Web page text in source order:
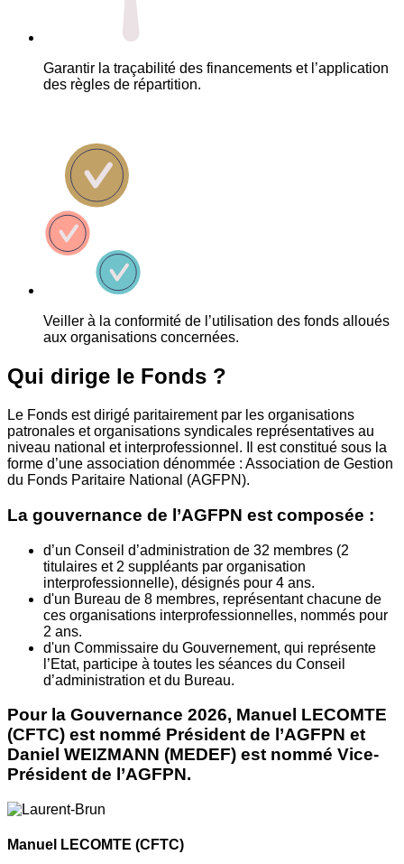
Garantir la traçabilité des financements et l’application
des règles de répartition.
Veiller à la conformité de l’utilisation des fonds alloués
aux organisations concernées.
Qui dirige le Fonds ?
Le Fonds est dirigé paritairement par les organisations
patronales et organisations syndicales représentatives au
niveau national et interprofessionnel. Il est constitué sous la
forme d’une association dénommée : Association de Gestion
du Fonds Paritaire National (AGFPN).
La gouvernance de l’AGFPN est composée :
d’un Conseil d’administration de 32 membres (2
titulaires et 2 suppléants par organisation
interprofessionnelle), désignés pour 4 ans.
d'un Bureau de 8 membres, représentant chacune de
ces organisations interprofessionnelles, nommés pour
2 ans.
d'un Commissaire du Gouvernement, qui représente
l’Etat, participe à toutes les séances du Conseil
d’administration et du Bureau.
Pour la Gouvernance 2026, Manuel LECOMTE
(CFTC) est nommé Président de l’AGFPN et
Daniel WEIZMANN (MEDEF) est nommé Vice-
Président de l’AGFPN.
Manuel LECOMTE (CFTC)